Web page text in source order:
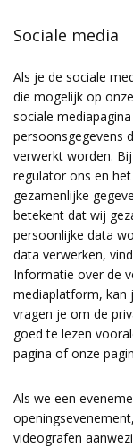
Sociale media
Als je de sociale
die mogelijk op
sociale
persoonsgegevens
verwerkt worden.
regulator ons en
gezamenlijke
betekent dat wij
persoonlijke data
data verwerken,
Informatie over de
mediaplatform, kan
vragen je om de
goed te lezen
pagina of onze
Als we een
videografen